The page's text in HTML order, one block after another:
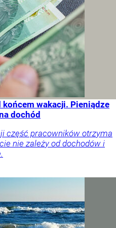
końcem wakacji. Pieniądze
dochód
część pracowników otrzyma
nie zależy od dochodów i